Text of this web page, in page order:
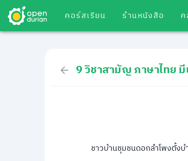
คอร์สเรียน ร้านหนังสือ
9 วิชาสามัญ ภาษาไทย
ชาวบ้านชุมชนดอกลำโพงตั้งบ้